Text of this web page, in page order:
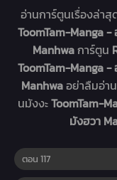
อ่านการ์ตูนเรื่องล่าสุ
ToomTam-Manga
Manhwaการ์ตูน
ToomTam-Manga
Manhwaอย่าลืมอ่า
นมังงะToomTam-
มังฮวา